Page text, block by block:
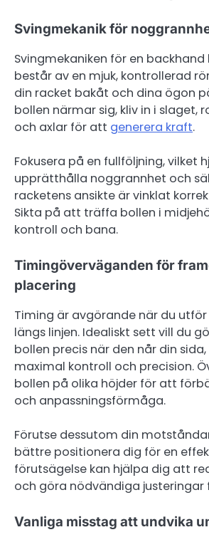
Svingmekanik för
Svingmekaniken för en backhand
består av en mjuk, kontrollerad
din racket bakåt och dina ögon
bollen närmar sig, kliv in i slaget,
och axlar för att generera kraft.
Fokusera på en fullföljning, vilket
upprätthålla noggrannhet och
racketens ansikte är vinklat
Sikta på att träffa bollen i
kontroll och bana.
Timingöverväganden för
placering
Timing är avgörande när du
längs linjen. Idealiskt sett vill du
bollen precis när den når din
maximal kontroll och precision.
bollen på olika höjder för att
och anpassningsförmåga.
Förutse dessutom din
bättre positionera dig för en
förutsägelse kan hjälpa dig att
och göra nödvändiga justeringar
Vanliga misstag att undvika